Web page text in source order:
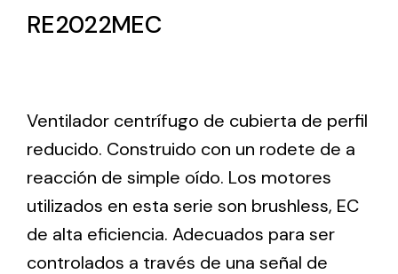
Ventilación
Amplia gama de ventiladores y equipos de
ventilación industriales
RE2022MEC
Ventilador centrífugo de cubierta de perfil
reducido. Construido con un rodete de a
reacción de simple oído. Los motores
utilizados en esta serie son brushless, EC
de alta eficiencia. Adecuados para ser
controlados a través de una señal de